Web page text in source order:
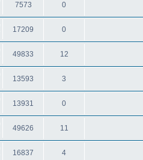
0
7573
0
17209
12
49833
3
13593
0
13931
11
49626
4
16837